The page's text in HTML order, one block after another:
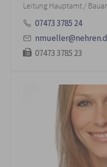
Leitung Hauptamt /
07473 3785 24
07473 3785 23